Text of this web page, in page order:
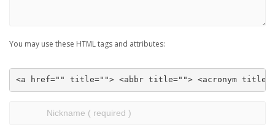
You may use these HTML tags and attributes:
<a href="" title=""> <abbr title=""> <acronym